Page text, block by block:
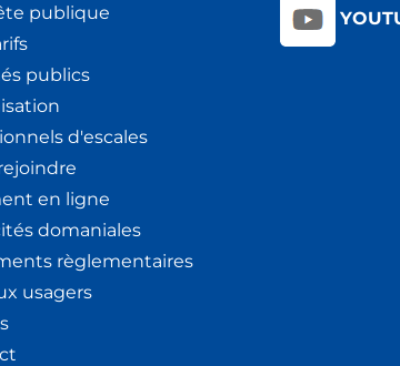
publique
publics
d'escales
en ligne
domaniales
règlementaires
usagers